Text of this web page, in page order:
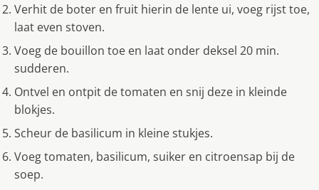
Verhit de boter en fruit hierin de lente ui, voeg rijst toe,
laat even stoven.
Voeg de bouillon toe en laat onder deksel 20 min.
sudderen.
Ontvel en ontpit de tomaten en snij deze in kleinde
blokjes.
Scheur de basilicum in kleine stukjes.
Voeg tomaten, basilicum, suiker en citroensap bij de
soep.